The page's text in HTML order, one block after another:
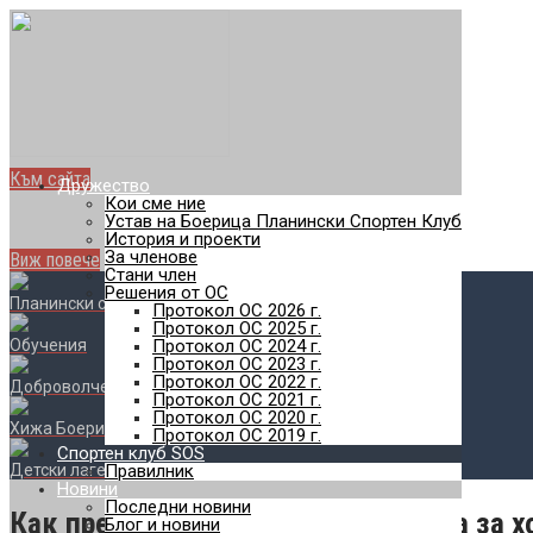
Дружество
Кои сме ние
Устав на Боерица Планински Спортен Клуб
История и проекти
За членове
Стани член
Решения от ОС
Протокол ОС 2026 г.
Протокол ОС 2025 г.
Протокол ОС 2024 г.
Протокол ОС 2023 г.
Протокол ОС 2022 г.
Протокол ОС 2021 г.
Протокол ОС 2020 г.
Протокол ОС 2019 г.
Спортен клуб SOS
Правилник
Новини
Последни новини
Блог и новини
Към сайта
Планински спортен клубSOS
Виж повече
Планински спортове
Обучения
Доброволчество
Хижа Боерица
Детски лагери
Как превърнахме Люлин в планина за